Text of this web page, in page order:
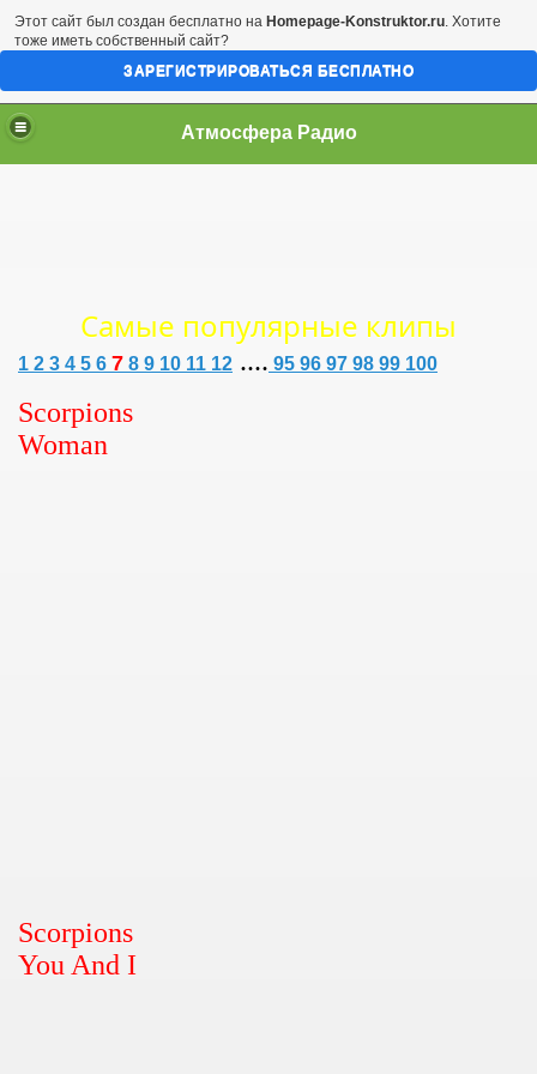
Атмосфера Радио
Самые популярные клипы
1 2 3 4 5 6 7 8 9 10 11 12 .... 95 96 97 98 99 100
Scorpions
Woman
Scorpions
You And I
Этот сайт был создан бесплатно на Homepage-Konstruktor.ru. Хотите
тоже иметь собственный сайт?
ЗАРЕГИСТРИРОВАТЬСЯ БЕСПЛАТНО